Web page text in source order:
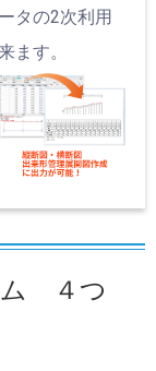
タの2次利用
ます。
ム ４つ